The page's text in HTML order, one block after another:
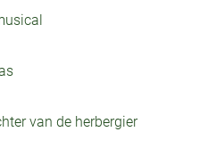
van de herbergier